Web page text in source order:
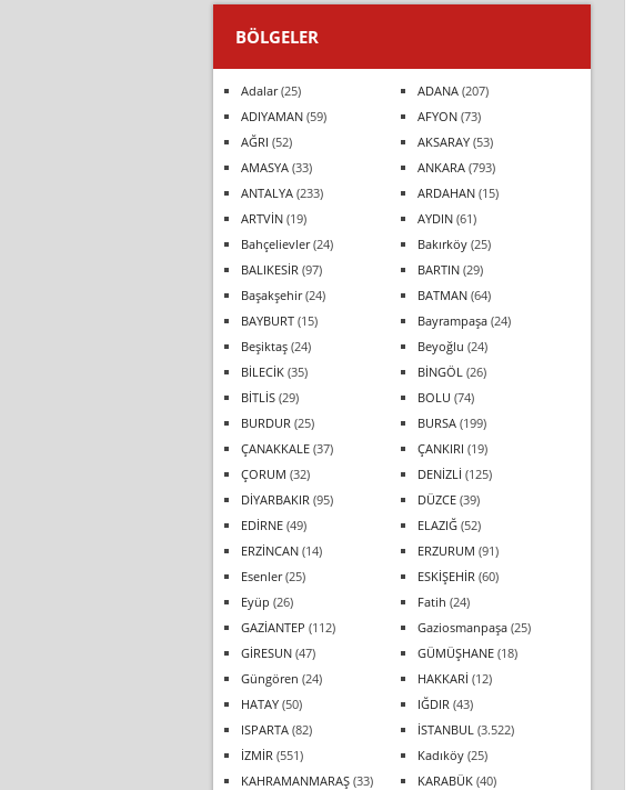
BÖLGELER
Adalar(25) ADANA (207)
ADIYAMAN (59) AFYON (73)
AĞRI (52) AKSARAY (53)
AMASYA (33) ANKARA (793)
ANTALYA (233) ARDAHAN (15)
ARTVİN (19) AYDIN (61)
Bahçelievler(24) Bakırköy (25)
BALIKESİR (97) BARTIN (29)
Başakşehir(24) BATMAN (64)
BAYBURT (15) Bayrampaşa (24)
Beşiktaş (24) Beyoğlu (24)
BİLECİK (35) BİNGÖL (26)
BİTLİS (29) BOLU (74)
BURDUR (25) BURSA (199)
ÇANAKKALE (37) ÇANKIRI (19)
ÇORUM (32) DENİZLİ (125)
DİYARBAKIR (95) DÜZCE (39)
EDİRNE (49) ELAZIĞ (52)
ERZİNCAN (14) ERZURUM (91)
Esenler(25) ESKİŞEHİR (60)
Eyüp (26) Fatih (24)
GAZİANTEP (112) Gaziosmanpaşa (25)
GİRESUN (47) GÜMÜŞHANE (18)
Güngören (24) HAKKARİ (12)
HATAY (50) IĞDIR (43)
ISPARTA (82) İSTANBUL (3.522)
İZMİR (551) Kadıköy (25)
KAHRAMANMARAŞ (33) KARABÜK (40)